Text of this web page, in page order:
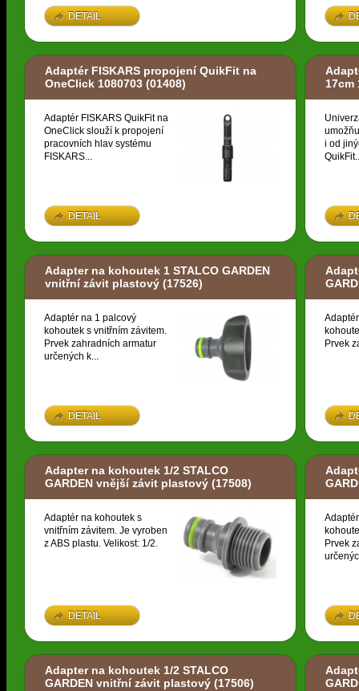
DETAIL
Adaptér FISKARS propojení QuikFit na
OneClick 1080703 (01408)
Adaptér FISKARS QuikFit na
OneClick slouží k propojení
pracovních hlav systému
FISKARS...
DETAIL
17cm
i od
Adapter na kohoutek 1 STALCO GARDEN
vnitřní závit plastový (17526)
Adaptér na 1 palcový
kohoutek s vnitřním závitem.
Prvek zahradních armatur
určených k...
DETAIL
Prvek
Adapter na kohoutek 1/2 STALCO
GARDEN vnější závit plastový (17508)
Adaptér na kohoutek s
vnitřním závitem. Je vyroben
z ABS plastu. Velikost: 1/2.
DETAIL
Prvek
Adapter na kohoutek 1/2 STALCO
GARDEN vnitřní závit plastový (17506)